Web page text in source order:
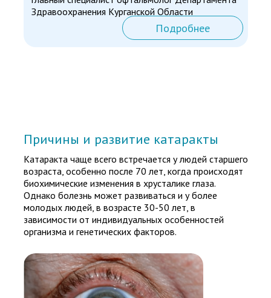
Подробнее
Здравоохранения Курганской Области
Катаракта чаще всего встречается у людей старшего
возраста, особенно после 70 лет, когда происходят
биохимические изменения в хрусталике глаза.
Однако болезнь может развиваться и у более
молодых людей, в возрасте 30-50 лет, в
зависимости от индивидуальных особенностей
организма и генетических факторов.
Причины и развитие катаракты